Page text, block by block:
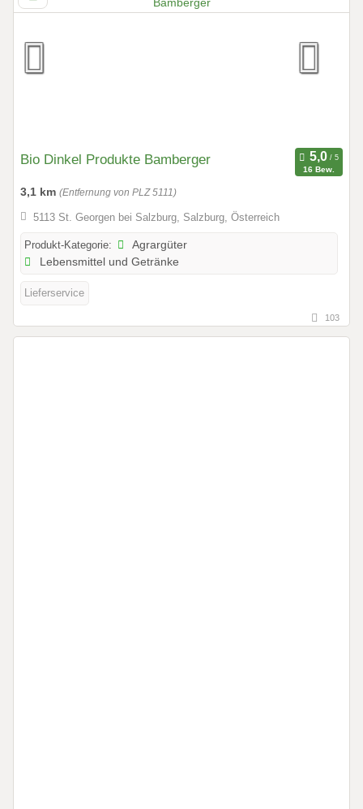
Bio Dinkel Produkte Bamberger
16 Bew.
3,1 km (Entfernung von PLZ 5111)
5113 St. Georgen bei Salzburg, Salzburg, Österreich
Produkt-Kategorie:
Agrargüter
Lebensmittel und Getränke
Lieferservice
103